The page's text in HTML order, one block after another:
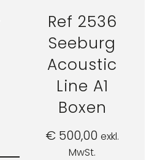
Ref 2536
Seeburg
Acoustic
Line A1
Boxen
€ 500,00 exkl.
MwSt.